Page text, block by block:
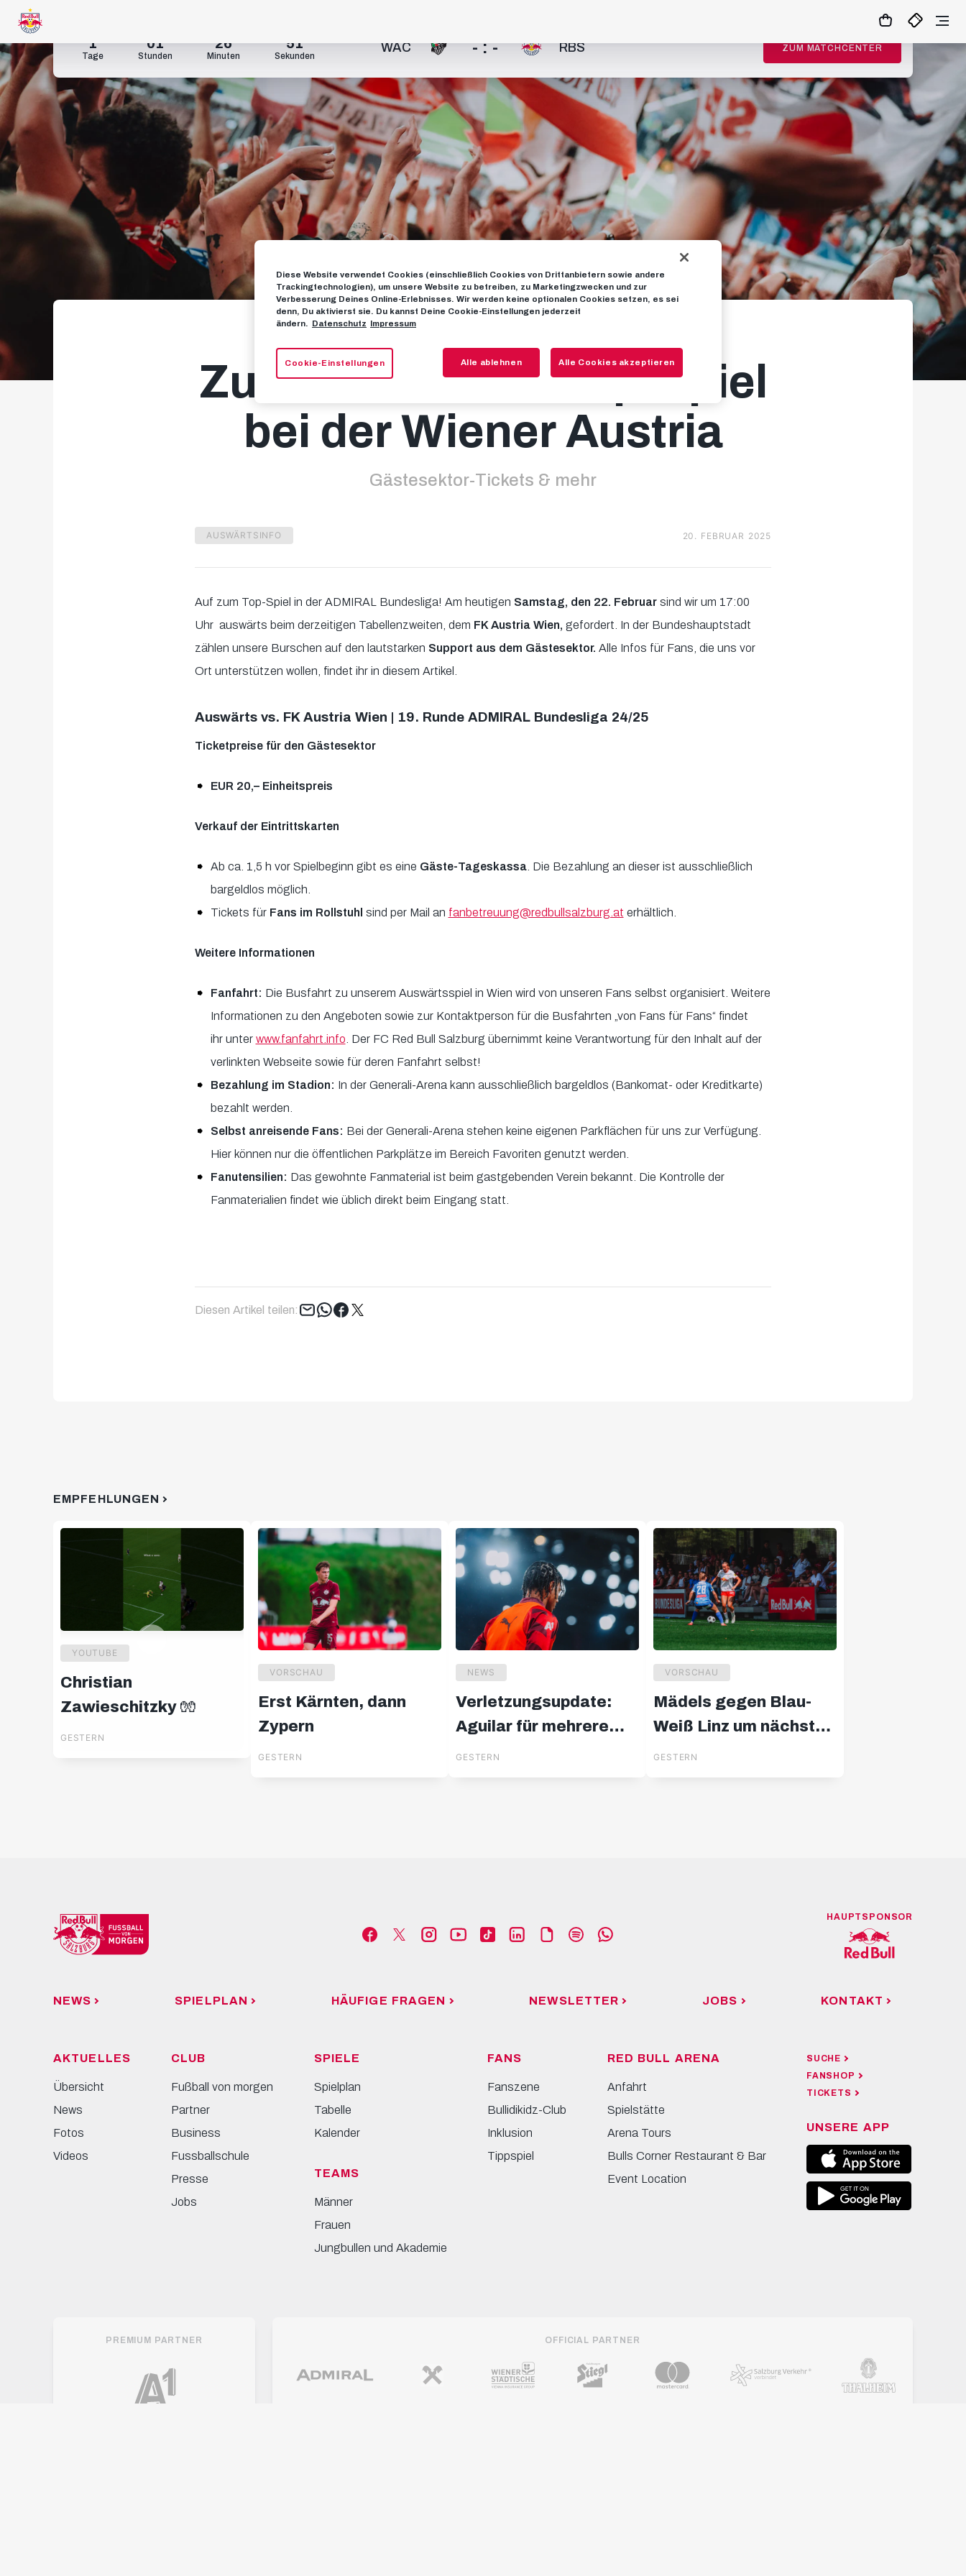
1
Tage
01
Stunden
26
Minuten
50
Sekunden
WAC - : - RBS ZUM MATCHCENTER
Zusammen zum Top-Spiel
bei der Wiener Austria
Gästesektor-Tickets & mehr
AUSWÄRTSINFO 20. FEBRUAR 2025
Auf zum Top-Spiel in der ADMIRAL Bundesliga! Am heutigen Samstag, den 22. Februarsind wir um 17:00
Uhr auswärts beim derzeitigen Tabellenzweiten, dem FK Austria Wien, gefordert. In der Bundeshauptstadt
zählen unsere Burschen auf den lautstarken Support aus dem Gästesektor. Alle Infos für Fans, die uns vor
Ort unterstützen wollen, findet ihr in diesem Artikel.
Auswärts vs. FK Austria Wien | 19. Runde ADMIRAL Bundesliga 24/25
Ticketpreise für den Gästesektor
EUR 20,– Einheitspreis
Verkauf der Eintrittskarten
Ab ca. 1,5 h vor Spielbeginn gibt es eine Gäste-Tageskassa. Die Bezahlung an dieser ist ausschließlich
bargeldlos möglich.
Tickets für Fans im Rollstuhl sind per Mail an fanbetreuung@redbullsalzburg.at erhältlich.
Weitere Informationen
Fanfahrt: Die Busfahrt zu unserem Auswärtsspiel in Wien wird von unseren Fans selbst organisiert. Weitere
Informationen zu den Angeboten sowie zur Kontaktperson für die Busfahrten „von Fans für Fans“ findet
ihr unter www.fanfahrt.info . Der FC Red Bull Salzburg übernimmt keine Verantwortung für den Inhalt auf der
verlinkten Webseite sowie für deren Fanfahrt selbst!
Bezahlung im Stadion: In der Generali-Arena kann ausschließlich bargeldlos (Bankomat- oder Kreditkarte)
bezahlt werden.
Selbst anreisende Fans: Bei der Generali-Arena stehen keine eigenen Parkflächen für uns zur Verfügung.
Hier können nur die öffentlichen Parkplätze im Bereich Favoriten genutzt werden.
Fanutensilien: Das gewohnte Fanmaterial ist beim gastgebenden Verein bekannt. Die Kontrolle der
Fanmaterialien findet wie üblich direkt beim Eingang statt.
Diesen Artikel teilen: Tweet
EMPFEHLUNGEN
YOUTUBE
Christian
Zawieschitzky 🧤
GESTERN
VORSCHAU
Erst Kärnten, dann
Zypern
GESTERN
NEWS
Verletzungsupdate:
Aguilar für mehrere
Wochen out
GESTERN
VORSCHAU
Mädels gegen Blau-
Weiß Linz um nächsten
Erfolg
GESTERN
HAUPTSPONSOR
NEWS SPIELPLAN HÄUFIGE FRAGEN NEWSLETTER JOBS KONTAKT
AKTUELLES
Übersicht
News
Fotos
Videos
CLUB
Fußball von morgen
Partner
Business
Fussballschule
Presse
Jobs
SPIELE
Spielplan
Tabelle
Kalender
TEAMS
Männer
Frauen
Jungbullen und Akademie
FANS
Fanszene
Bullidikidz-Club
Inklusion
Tippspiel
RED BULL ARENA
Anfahrt
Spielstätte
Arena Tours
Bulls Corner Restaurant & Bar
Event Location
SUCHE
FANSHOP
TICKETS
UNSERE APP
PREMIUM PARTNER OFFICIAL PARTNER
Diese Website verwendet Cookies (einschließlich Cookies von Drittanbietern sowie andere
Trackingtechnologien), um unsere Website zu betreiben, zu Marketingzwecken und zur
Verbesserung Deines Online-Erlebnisses. Wir werden keine optionalen Cookies setzen, es sei
denn, Du aktivierst sie. Du kannst Deine Cookie-Einstellungen jederzeit
ändern.
Datenschutz Impressum
Cookie-Einstellungen Alle ablehnen Alle Cookies akzeptieren